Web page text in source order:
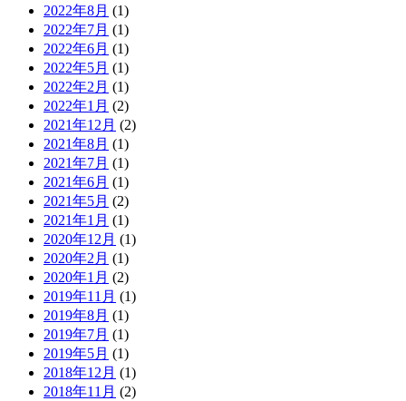
2022年8月 (1)
2022年7月 (1)
2022年6月 (1)
2022年5月 (1)
2022年2月 (1)
2022年1月 (2)
2021年12月 (2)
2021年8月 (1)
2021年7月 (1)
2021年6月 (1)
2021年5月 (2)
2021年1月 (1)
2020年12月 (1)
2020年2月 (1)
2020年1月 (2)
2019年11月 (1)
2019年8月 (1)
2019年7月 (1)
2019年5月 (1)
2018年12月 (1)
2018年11月 (2)